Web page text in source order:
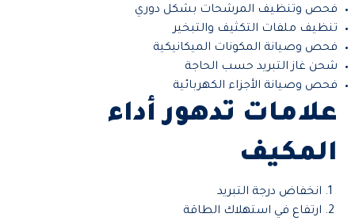
فحص وتنظيف المرشحات بشكل دوري
تنظيف ملفات التكثيف والتبخير
فحص وصيانة المكونات الميكانيكية
شحن غاز التبريد حسب الحاجة
فحص وصيانة الأجزاء الكهربائية
علامات تدهور أداء
المكيف
انخفاض درجة التبريد
ارتفاع في استهلاك الطاقة